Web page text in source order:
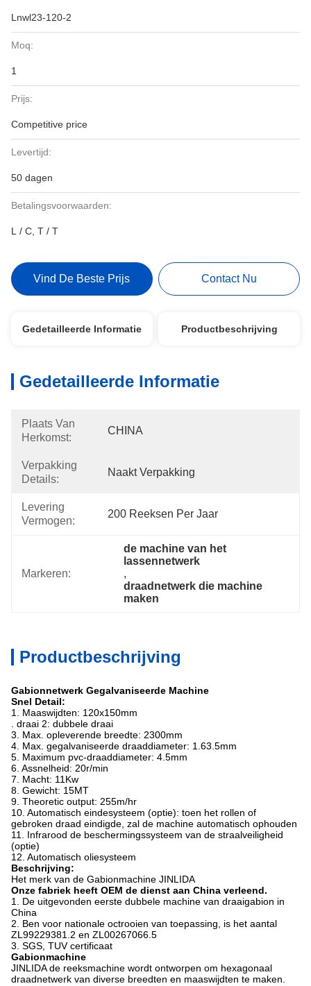
Lnwl23-120-2
Moq:
1
Prijs:
Competitive price
Levertijd:
50 dagen
Betalingsvoorwaarden:
L / C, T / T
Vind De Beste Prijs Contact Nu
Gedetailleerde Informatie Productbeschrijving
Gedetailleerde Informatie
Plaats Van
Herkomst:
CHINA
Verpakking
Details:
Naakt Verpakking
Levering
Vermogen:
200 Reeksen Per Jaar
Markeren:
de machine van het
lassennetwerk
,
draadnetwerk die machine
maken
Productbeschrijving
Gabionnetwerk Gegalvaniseerde Machine
Snel Detail:
1. Maaswijdten: 120x150mm
. draai 2: dubbele draai
3. Max. opleverende breedte: 2300mm
4. Max. gegalvaniseerde draaddiameter: 1.63.5mm
5. Maximum pvc-draaddiameter: 4.5mm
6. Assnelheid: 20r/min
7. Macht: 11Kw
8. Gewicht: 15MT
9. Theoretic output: 255m/hr
10. Automatisch eindesysteem (optie): toen het rollen of
gebroken draad eindigde, zal de machine automatisch ophouden
11. Infrarood de beschermingssysteem van de straalveiligheid
(optie)
12. Automatisch oliesysteem
Beschrijving:
Het merk van de Gabionmachine JINLIDA
Onze fabriek heeft OEM de dienst aan China verleend.
1. De uitgevonden eerste dubbele machine van draaigabion in
China
2. Ben voor nationale octrooien van toepassing, is het aantal
ZL99229381.2 en ZL00267066.5
3. SGS, TUV certificaat
Gabionmachine
JINLIDA de reeksmachine wordt ontworpen om hexagonaal
draadnetwerk van diverse breedten en maaswijdten te maken.